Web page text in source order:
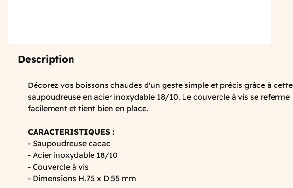
Description
Décorez vos boissons chaudes d'un geste simple et précis grâce à cette
saupoudreuse en acier inoxydable 18/10. Le couvercle à vis se referme
facilement et tient bien en place.
CARACTERISTIQUES :
- Saupoudreuse cacao
- Acier inoxydable 18/10
- Couvercle à vis
- Dimensions H.75 x D.55 mm